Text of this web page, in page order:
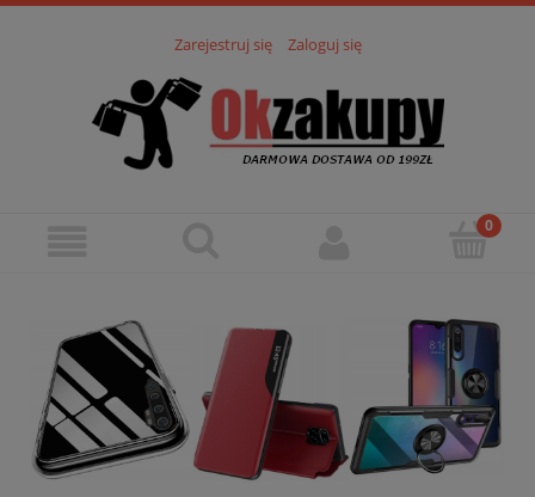
Zarejestruj się Zaloguj się